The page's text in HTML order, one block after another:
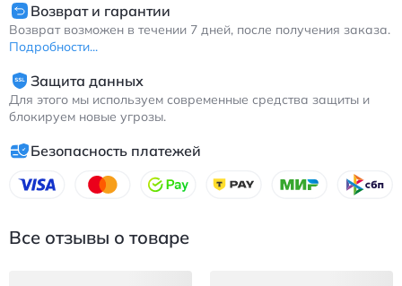
Возврат и гарантии
Возврат возможен в течении 7 дней, после получения заказа.
Подробности...
Защита данных
Для этого мы используем современные средства защиты и
блокируем новые угрозы.
Безопасность платежей
Все отзывы о товаре